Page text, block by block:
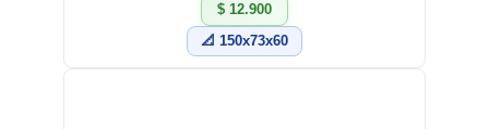
$ 12.900
📐 150x73x60